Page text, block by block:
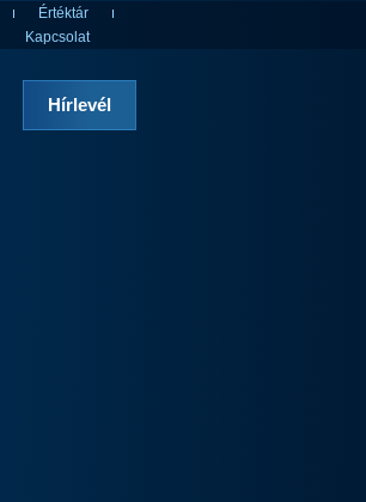
Értéktár
Kapcsolat
Hírlevél